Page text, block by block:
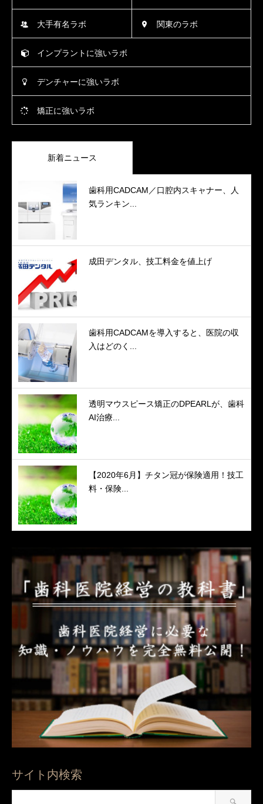
大手有名ラボ 関東のラボ
インプラントに強いラボ
デンチャーに強いラボ
矯正に強いラボ
新着ニュース
歯科用CADCAM／口腔内スキャナー、人
気ランキン...
成田デンタル、技工料金を値上げ
歯科用CADCAMを導入すると、医院の収
入はどのく...
透明マウスピース矯正のDPEARLが、歯科
AI治療...
【2020年6月】チタン冠が保険適用！技工
料・保険...
サイト内検索